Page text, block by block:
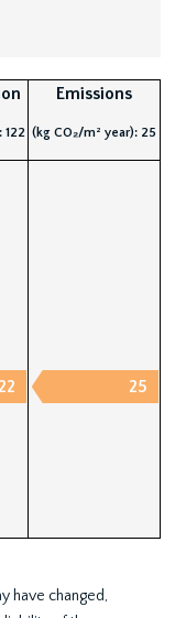
122
Emissions
(kg CO₂/m² year): 25
25
have changed,